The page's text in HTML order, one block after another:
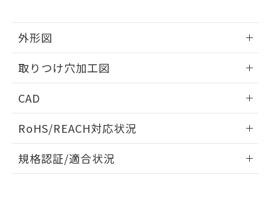
外形図
取りつけ穴加工図
CAD
ドすることができます。
ログイン/会員登録
RoHS/REACH対応状況
EU RoHS 注意事項・凡例
規格認証/適合状況
品・サービスに関するお客様との取
の共同利用に関して"
用者の範囲」に記載されている法人を
EU RoHS指令（10物質）の非含有証明書
51物質の非含有証明書（当社基準）
※本証明書は発行日時点で非含有を証明す
物質の対応では、対応完了までの期間は出
荷製品に未対応品が混在することから備考
欄に対応日を記載しておりました。
既に当社にて対応品への在庫切替を完了